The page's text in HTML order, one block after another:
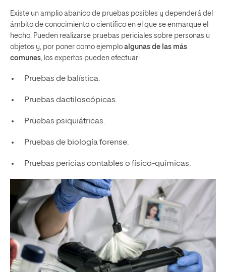
Existe un amplio abanico de pruebas posibles y dependerá del
ámbito de conocimiento o científico en el que se enmarque el
hecho. Pueden realizarse pruebas periciales sobre personas u
objetos y, por poner como ejemplo algunas de las más
comunes, los expertos pueden efectuar:
Pruebas de balística.
Pruebas dactiloscópicas.
Pruebas psiquiátricas.
Pruebas de biología forense.
Pruebas pericias contables o físico-químicas.